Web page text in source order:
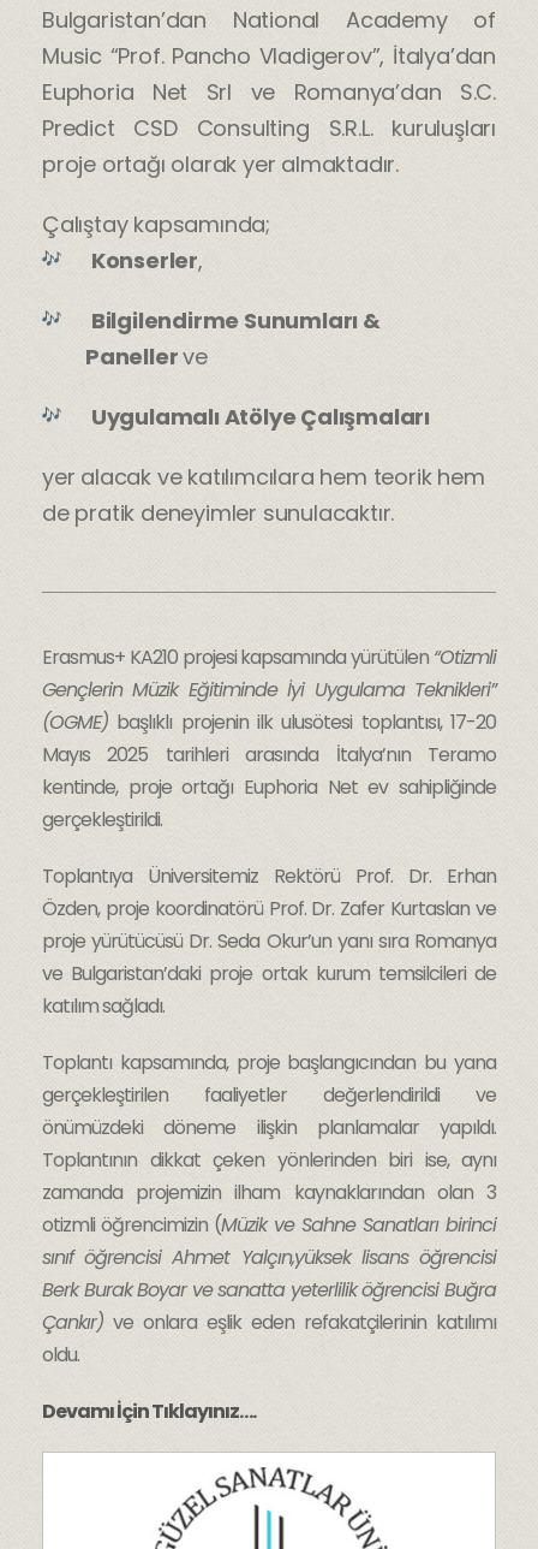
Bulgaristan’dan National Academy of
Music “Prof. Pancho Vladigerov”, İtalya’dan
Euphoria Net Srl ve Romanya’dan S.C.
Predict CSD Consulting S.R.L. kuruluşları
proje ortağı olarak yer almaktadır.
Çalıştay kapsamında;
Konserler,
Bilgilendirme Sunumları &
Panellerve
Uygulamalı Atölye Çalışmaları
yer alacak ve katılımcılara hem teorik hem
de pratik deneyimler sunulacaktır.
Erasmus+ KA210 projesi kapsamında yürütülen“Otizmli
Gençlerin Müzik Eğitiminde İyi Uygulama Teknikleri”
(OGME) başlıklı projenin ilk ulusötesi toplantısı, 17-20
Mayıs 2025 tarihleri arasında İtalya’nın Teramo
kentinde, proje ortağı Euphoria Net ev sahipliğinde
gerçekleştirildi.
Toplantıya Üniversitemiz Rektörü Prof. Dr. Erhan
Özden, proje koordinatörü Prof. Dr. Zafer Kurtaslan ve
proje yürütücüsü Dr. Seda Okur’un yanı sıra Romanya
ve Bulgaristan’daki proje ortak kurum temsilcileri de
katılım sağladı.
Toplantı kapsamında, proje başlangıcından bu yana
gerçekleştirilen faaliyetler değerlendirildi ve
önümüzdeki döneme ilişkin planlamalar yapıldı.
Toplantının dikkat çeken yönlerinden biri ise, aynı
zamanda projemizin ilham kaynaklarından olan 3
otizmli öğrencimizin (Müzik ve Sahne Sanatları birinci
sınıf öğrencisi Ahmet Yalçın,yüksek lisans öğrencisi
Berk Burak Boyar ve sanatta yeterlilik öğrencisi Buğra
Çankır) ve onlara eşlik eden refakatçilerinin katılımı
oldu.
Devamı İçin Tıklayınız….